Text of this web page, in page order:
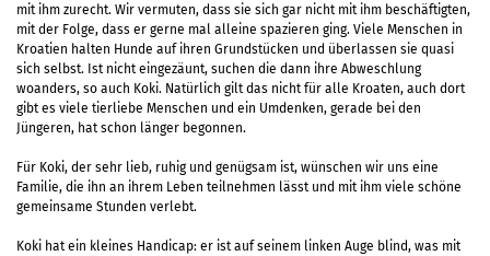
mit ihm zurecht. Wir vermuten, dass sie sich gar nicht mit ihm beschäftigten,
mit der Folge, dass er gerne mal alleine spazieren ging. Viele Menschen in
Kroatien halten Hunde auf ihren Grundstücken und überlassen sie quasi
sich selbst. Ist nicht eingezäunt, suchen die dann ihre Abweschlung
woanders, so auch Koki. Natürlich gilt das nicht für alle Kroaten, auch dort
gibt es viele tierliebe Menschen und ein Umdenken, gerade bei den
Jüngeren, hat schon länger begonnen.
Für Koki, der sehr lieb, ruhig und genügsam ist, wünschen wir uns eine
Familie, die ihn an ihrem Leben teilnehmen lässt und mit ihm viele schöne
gemeinsame Stunden verlebt.
Koki hat ein kleines Handicap: er ist auf seinem linken Auge blind, was mit